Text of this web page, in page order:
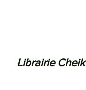
Librairie